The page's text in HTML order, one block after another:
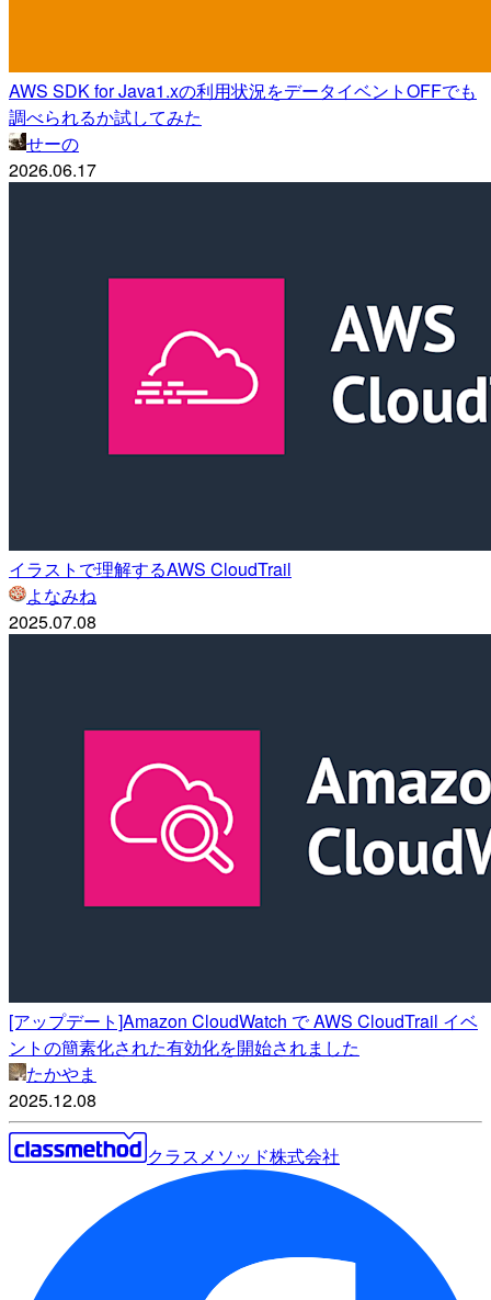
AWS SDK for Java1.xの利用状況をデータイベントOFFでも
調べられるか試してみた
せーの
2026.06.17
イラストで理解するAWS CloudTrail
よなみね
2025.07.08
[アップデート]Amazon CloudWatch で AWS CloudTrail イベ
ントの簡素化された有効化を開始されました
たかやま
2025.12.08
クラスメソッド株式会社